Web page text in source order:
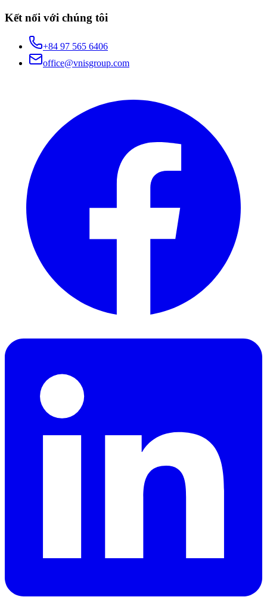
Kết nối với chúng tôi
+84 97 565 6406
office@vnisgroup.com